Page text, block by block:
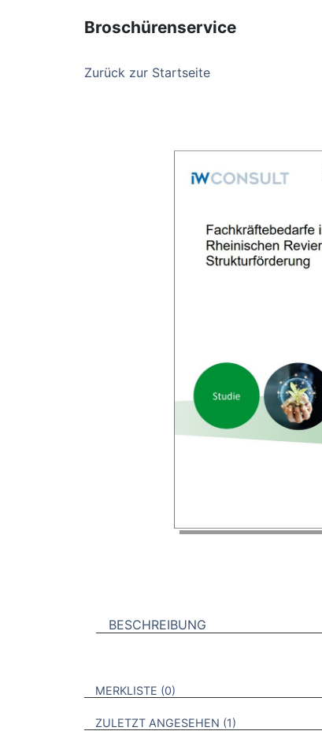
Broschürenservice
Zurück zur Startseite
BESCHREIBUNG
VERWEISE AUF VERMERKTE- ODER
MERKLISTE 0
ZULETZT ANGESEHEN 1